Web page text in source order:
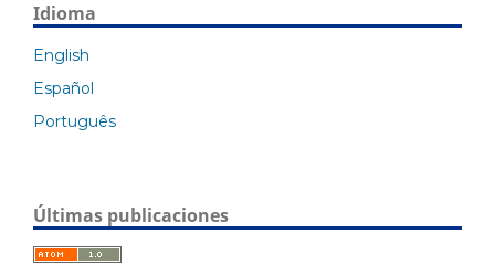
Idioma
English
Español
Português
Últimas publicaciones